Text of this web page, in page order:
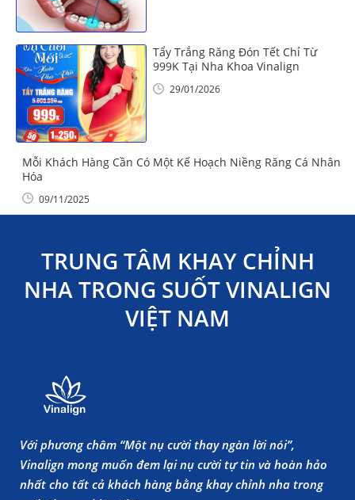
Tẩy Trắng Răng Đón Tết Chỉ Từ
999K Tại Nha Khoa Vinalign
29/01/2026
Mỗi Khách Hàng Cần Có Một Kế Hoạch Niềng Răng Cá Nhân
Hóa
09/11/2025
TRUNG TÂM KHAY CHỈNH
NHA TRONG SUỐT VINALIGN
VIỆT NAM
Với phương châm “Một nụ cười thay ngàn lời nói”,
Vinalign mong muốn đem lại nụ cười tự tin và hoàn hảo
nhất cho tất cả khách hàng bằng khay chỉnh nha trong